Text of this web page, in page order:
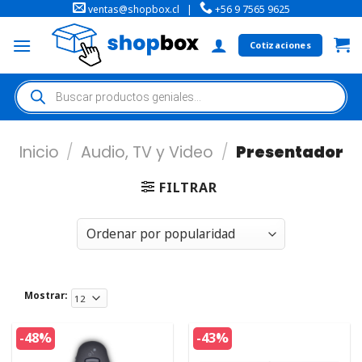
ventas@shopbox.cl | +56 9 7565 9625
Cotizaciones
Inicio / Audio, TV y Video / Presentador
FILTRAR
Mostrar:
-48% -43%